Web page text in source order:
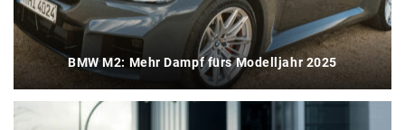
BMW M2: Mehr Dampf fürs Modelljahr 2025